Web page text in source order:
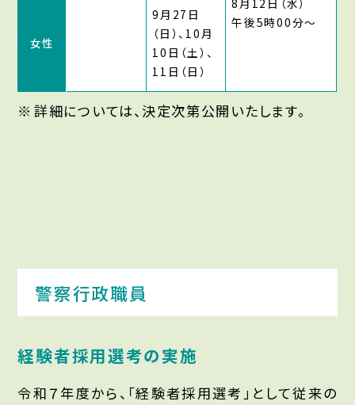
午後5時00分〜
女性
9月27日
（日）、10月
10日（土）、
11日（日）
詳細については、決定次第公開いたします。
警察行政職員
経験者採用選考の実施
令和７年度から、「経験者採用選考」として従来の